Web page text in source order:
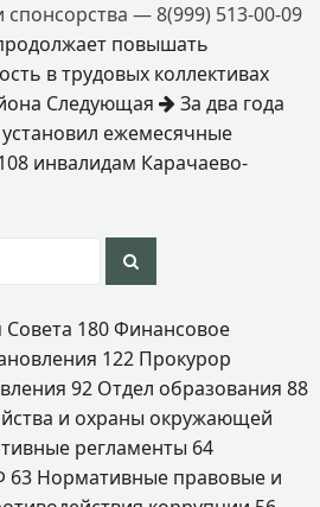
спонсорства — 8(999) 513-00-09
повышать
в трудовых коллективах
Следующая
За два года
ежемесячные
инвалидам Карачаево-
180Финансовое
122 Прокурор
92 Отдел образования 88
и охраны окружающей
регламенты 64
63 Нормативные правовые и